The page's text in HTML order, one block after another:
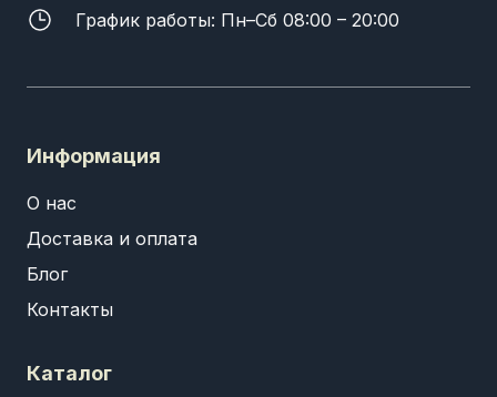
График работы: Пн–Сб 08:00 – 20:00
Информация
О нас
Доставка и оплата
Блог
Контакты
Каталог